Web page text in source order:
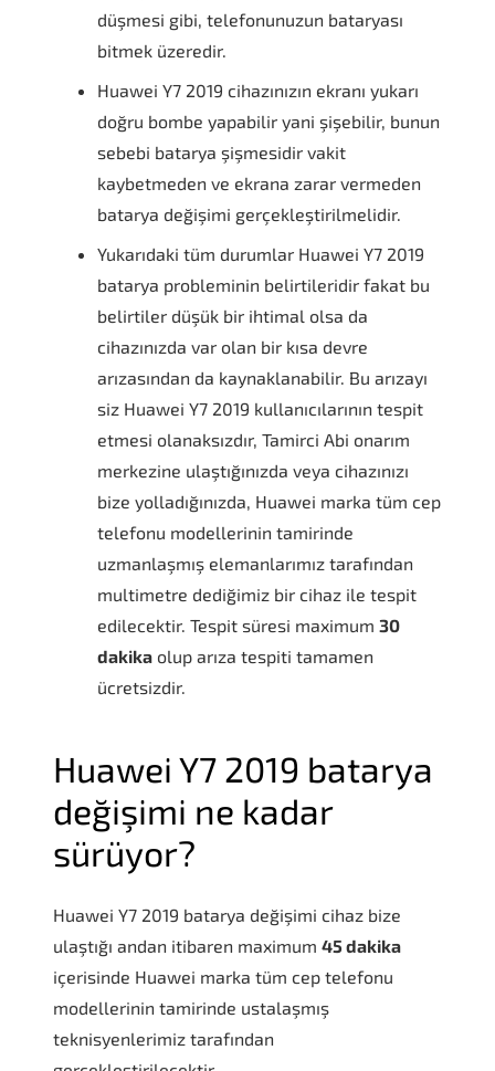
düşmesi gibi, telefonunuzun bataryası
bitmek üzeredir.
Huawei Y7 2019 cihazınızın ekranı yukarı
doğru bombe yapabilir yani şişebilir, bunun
sebebi batarya şişmesidir vakit
kaybetmeden ve ekrana zarar vermeden
batarya değişimi gerçekleştirilmelidir.
Yukarıdaki tüm durumlar Huawei Y7 2019
batarya probleminin belirtileridir fakat bu
belirtiler düşük bir ihtimal olsa da
cihazınızda var olan bir kısa devre
arızasından da kaynaklanabilir. Bu arızayı
siz Huawei Y7 2019 kullanıcılarının tespit
etmesi olanaksızdır, Tamirci Abi onarım
merkezine ulaştığınızda veya cihazınızı
bize yolladığınızda, Huawei marka tüm cep
telefonu modellerinin tamirinde
uzmanlaşmış elemanlarımız tarafından
multimetre dediğimiz bir cihaz ile tespit
edilecektir. Tespit süresi maximum 30
dakika olup arıza tespiti tamamen
ücretsizdir.
Huawei Y7 2019 batarya
değişimi ne kadar
sürüyor?
Huawei Y7 2019 batarya değişimi cihaz bize
ulaştığı andan itibaren maximum 45 dakika
içerisinde Huawei marka tüm cep telefonu
modellerinin tamirinde ustalaşmış
teknisyenlerimiz tarafından